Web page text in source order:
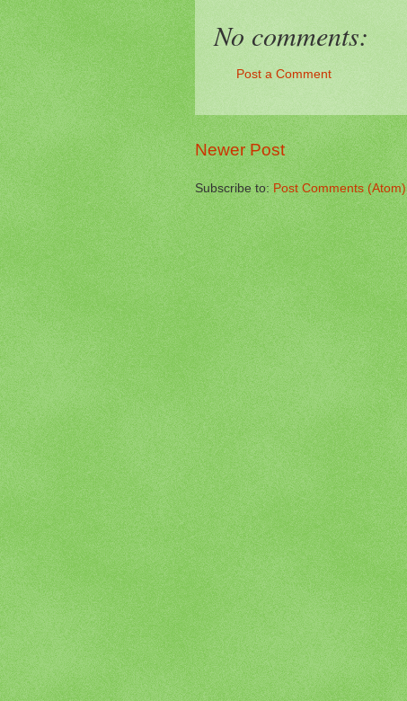
No comments:
Post a Comment
Newer Post
Subscribe to:Post Comments (Atom)